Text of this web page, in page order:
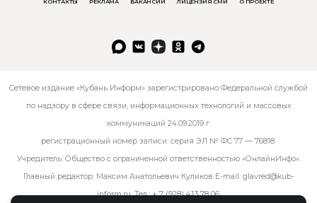
Сетевое издание «Кубань Информ» зарегистрировано Федеральной службой
по надзору в сфере связи, информационных технологий и массовых
коммуникаций 24.09.2019 г.
регистрационный номер записи: серия ЭЛ № ФС 77 — 76818.
Учредитель: Общество с ограниченной ответственностью «ОнлайнИнфо».
Главный редактор: Максим Анатольевич Куликов E-mail: glavred@kub-
inform.ru. Тел.:+ 7 (928) 413 78 06.